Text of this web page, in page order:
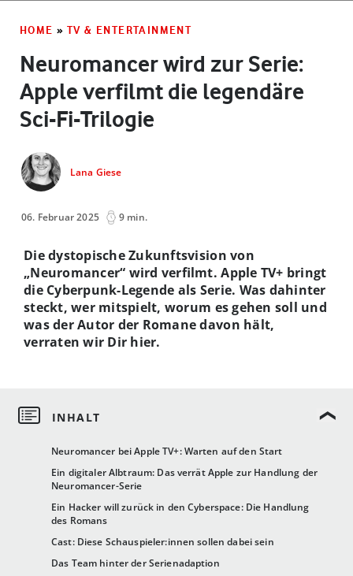
HOME » TV & ENTERTAINMENT
Neuromancer wird zur Serie:
Apple verfilmt die legendäre
Sci-Fi-Trilogie
Lana Giese
06. Februar 2025 9 min.
Neuromancer bei Apple TV+: Warten auf den Start
Ein digitaler Albtraum: Das verrät Apple zur Handlung der
Neuromancer-Serie
Ein Hacker will zurück in den Cyberspace: Die Handlung
des Romans
Cast: Diese Schauspieler:innen sollen dabei sein
Das Team hinter der Serienadaption
Die dystopische Zukunftsvision von
„Neuromancer“ wird verfilmt. Apple TV+ bringt
die Cyberpunk-Legende als Serie. Was dahinter
steckt, wer mitspielt, worum es gehen soll und
was der Autor der Romane davon hält,
verraten wir Dir hier.